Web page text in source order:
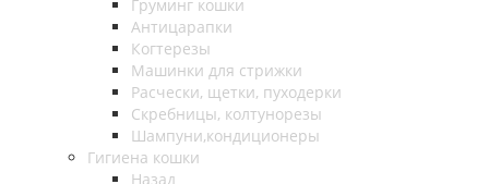
Груминг кошки
Антицарапки
Когтерезы
Машинки для стрижки
Расчески, щетки, пуходерки
Скребницы, колтунорезы
Шампуни,кондиционеры
Гигиена кошки
Назад